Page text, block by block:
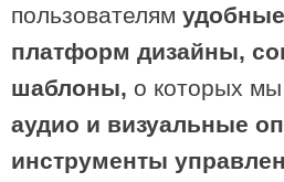
пользователям
платформ дизайны,
шаблоны, о которых
аудио и визуальные
инструменты